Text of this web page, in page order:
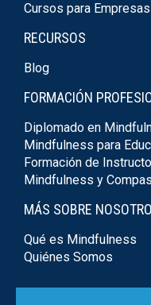
Cursos para Empresas
RECURSOS
Blog
FORMACIÓN
Diplomado en
Mindfulness para
Formación de
Mindfulness y
MÁS SOBRE
Qué es Mindfulness
Quiénes Somos